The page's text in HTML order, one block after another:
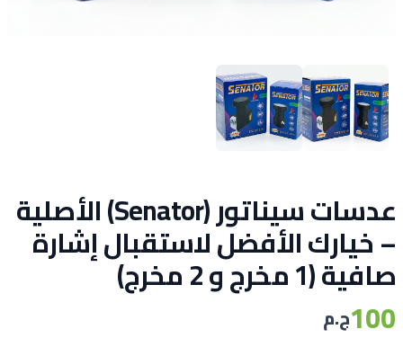
عدسات سيناتور (Senator) الأصلية
– خيارك الأفضل لاستقبال إشارة
صافية (1 مخرج و 2 مخرج)
100ج.م